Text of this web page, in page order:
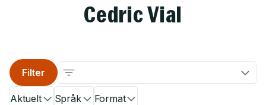
Cedric Vial
Aktuelt Språk Format
Filter